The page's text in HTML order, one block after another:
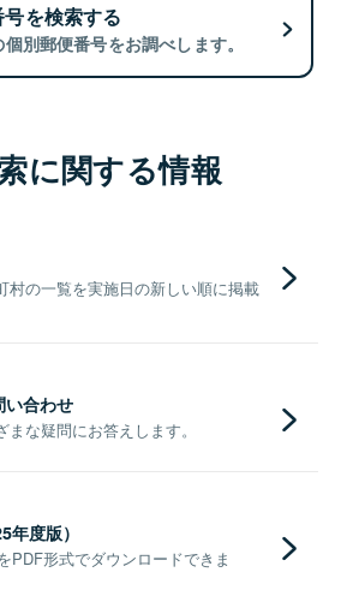
を検索する
別郵便番号をお調べします。
に関する情報
村の一覧を実施日の新しい順に掲載
い合わせ
な疑問にお答えします。
度版）
PDF形式でダウンロードできま